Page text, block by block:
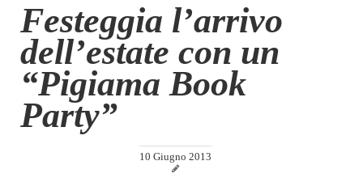
Chi siamo
Contatti
Eventi
Home
Festeggia l’arrivo
dell’estate con un
“Pigiama Book
Party”
10 Giugno 2013